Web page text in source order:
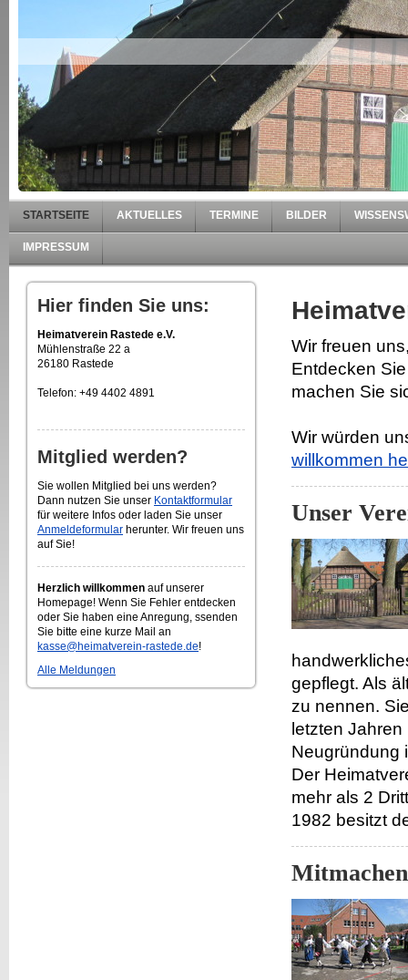
STARTSEITE AKTUELLES TERMINE BILDER
IMPRESSUM
Hier finden Sie uns:
Heimatverein Rastede e.V.
Mühlenstraße 22 a
26180 Rastede
Telefon: +49 4402 4891
Mitglied werden?
Sie wollen Mitglied bei uns werden?
Dann nutzen Sie unser Kontaktformular
für weitere Infos oder laden Sie unser
Anmeldeformular herunter. Wir freuen uns
auf Sie!
Herzlich willkommen auf unserer
Homepage! Wenn Sie Fehler entdecken
oder Sie haben eine Anregung, ssenden
Sie bitte eine kurze Mail an
kasse@heimatverein-rastede.de!
Alle Meldungen
Wir freuen
Entdecken
machen Sie
Wir würden
willkommen
Unser
gepflegt. Als
zu nennen.
letzten
Neugründung
Der
mehr als 2
1982 besitzt